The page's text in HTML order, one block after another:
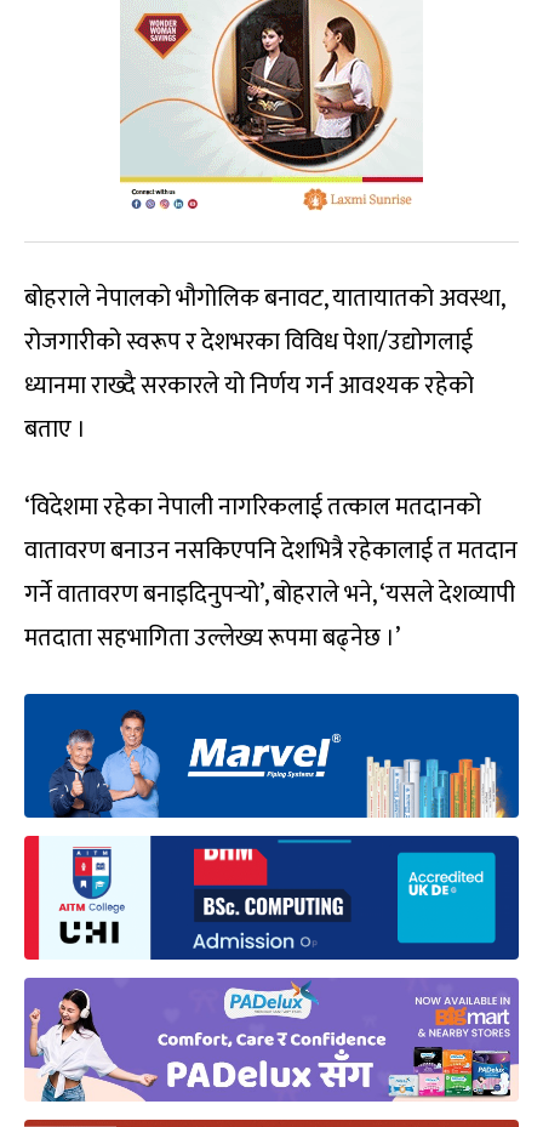
बोहराले नेपालको भौगोलिक बनावट, यातायातको अवस्था,
रोजगारीको स्वरूप र देशभरका विविध पेशा/उद्योगलाई
ध्यानमा राख्दै सरकारले यो निर्णय गर्न आवश्यक रहेको
बताए ।
‘विदेशमा रहेका नेपाली नागरिकलाई तत्काल मतदानको
वातावरण बनाउन नसकिएपनि देशभित्रै रहेकालाई त मतदान
गर्ने वातावरण बनाइदिनुपर्‍यो’, बोहराले भने, ‘यसले देशव्यापी
मतदाता सहभागिता उल्लेख्य रूपमा बढ्नेछ ।’